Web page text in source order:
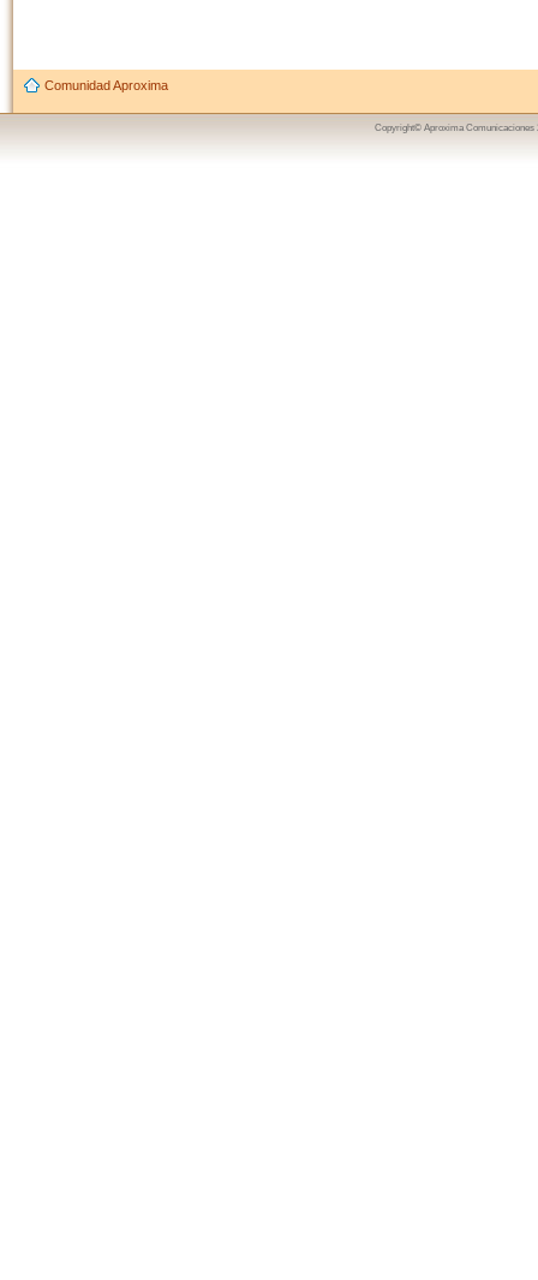
Comunidad Aproxima
Copyright© Aproxima Comunicaciones